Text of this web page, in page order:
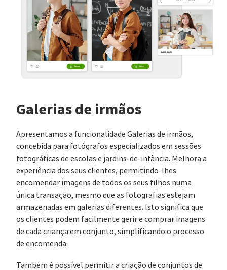
Galerias de irmãos
Apresentamos a funcionalidade Galerias de irmãos,
concebida para fotógrafos especializados em sessões
fotográficas de escolas e jardins-de-infância. Melhora a
experiência dos seus clientes, permitindo-lhes
encomendar imagens de todos os seus filhos numa
única transação, mesmo que as fotografias estejam
armazenadas em galerias diferentes. Isto significa que
os clientes podem facilmente gerir e comprar imagens
de cada criança em conjunto, simplificando o processo
de encomenda.
Também é possível permitir a criação de conjuntos de